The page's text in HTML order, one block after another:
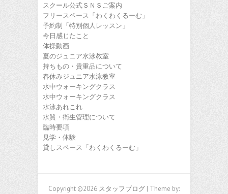
スクール公式ＳＮＳご案内
フリースペース「わくわくるーむ」
予約制「特別個人レッスン」
今日感じたこと
体操動画
夏のジュニア水泳教室
持ちもの・貴重品について
春休みジュニア水泳教室
水中ウォーキングクラス
水中ウォーキングクラス
水泳あれこれ
水質・衛生管理について
臨時要項
見学・体験
貸しスペース「わくわくるーむ」
Copyright ©2026 スタッフブログ | Theme by: